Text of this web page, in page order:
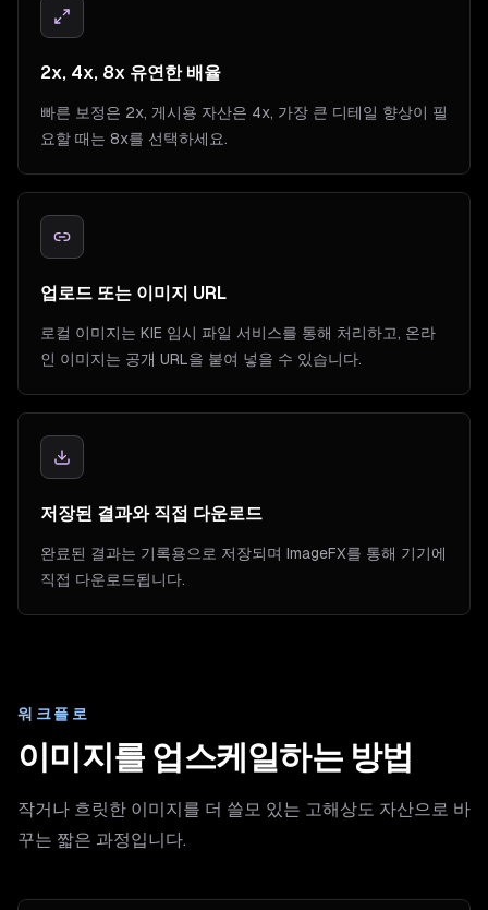
2x, 4x, 8x 유연한 배율
빠른 보정은 2x, 게시용 자산은 4x, 가장 큰 디테일 향상이 필
요할 때는 8x를 선택하세요.
업로드 또는 이미지 URL
로컬 이미지는 KIE 임시 파일 서비스를 통해 처리하고, 온라
인 이미지는 공개 URL을 붙여 넣을 수 있습니다.
저장된 결과와 직접 다운로드
완료된 결과는 기록용으로 저장되며 ImageFX를 통해 기기에
직접 다운로드됩니다.
워크플로
이미지를 업스케일하는 방법
작거나 흐릿한 이미지를 더 쓸모 있는 고해상도 자산으로 바
꾸는 짧은 과정입니다.